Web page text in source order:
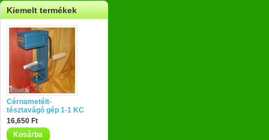
Kiemelt termékek
Cérnametélt-
tésztavágó gép 1-1 KC
16,650 Ft
Kosárba